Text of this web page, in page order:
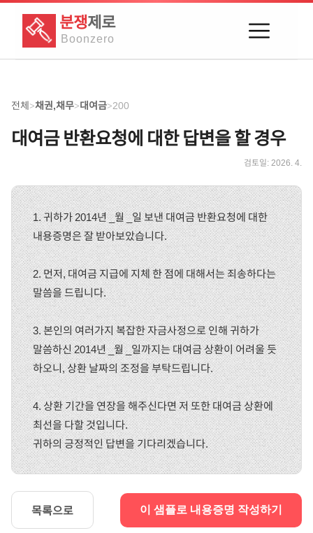
분쟁제로
Boonzero
전체>채권,채무>대여금>200
대여금 반환요청에 대한 답변을 할 경우
검토일:2026. 4.
1. 귀하가 2014년 _월 _일 보낸 대여금 반환요청에 대한
내용증명은 잘 받아보았습니다.
2. 먼저, 대여금 지급에 지체 한 점에 대해서는 죄송하다는
말씀을 드립니다.
3. 본인의 여러가지 복잡한 자금사정으로 인해 귀하가
말씀하신 2014년 _월 _일까지는 대여금 상환이 어려울 듯
하오니, 상환 날짜의 조정을 부탁드립니다.
4. 상환 기간을 연장을 해주신다면 저 또한 대여금 상환에
최선을 다할 것입니다.
귀하의 긍정적인 답변을 기다리겠습니다.
목록으로 이 샘플로 내용증명 작성하기